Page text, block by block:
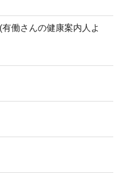
働さんの健康案内人よ